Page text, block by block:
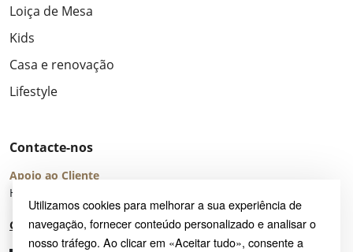
Utilizamos cookies para melhorar a sua experiência de
navegação, fornecer conteúdo personalizado e analisar o
nosso tráfego. Ao clicar em «Aceitar tudo», consente a
Loiça de Mesa
Kids
Casa e renovação
Lifestyle
Contacte-nos
Apoio ao Cliente
Horário de Atendimento: seg – sex 8:00 – 16:00 (UTC+2)
Centro de Ajuda